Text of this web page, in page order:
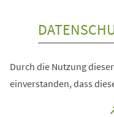
Durch die Nutzung
einverstanden, dass